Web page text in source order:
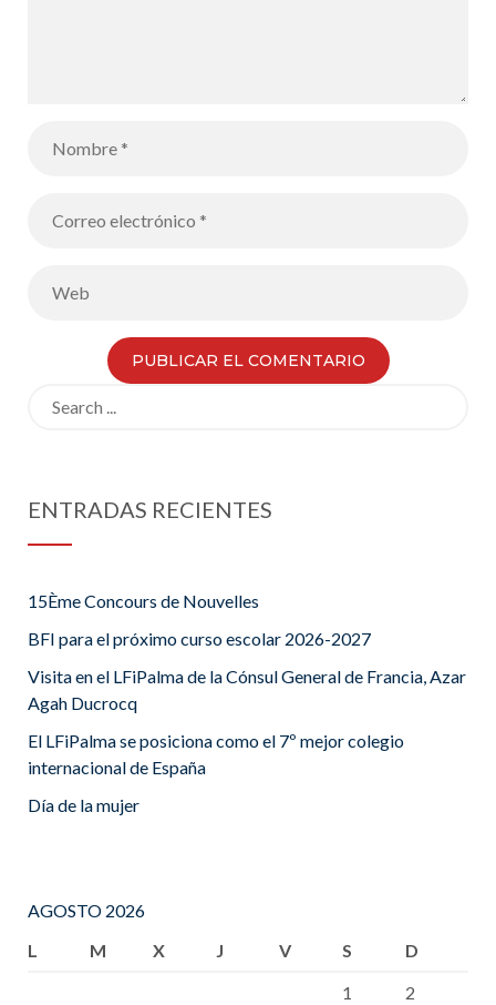
ENTRADAS RECIENTES
15Ème Concours de Nouvelles
BFI para el próximo curso escolar 2026-2027
Visita en el LFiPalma de la Cónsul General de Francia, Azar
Agah Ducrocq
El LFiPalma se posiciona como el 7º mejor colegio
internacional de España
Día de la mujer
AGOSTO 2026
L
M X J V S
D
1
2